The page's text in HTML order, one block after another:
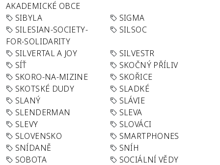
AKADEMICKÉ OBCE
SIBYLA
SIGMA
SILESIAN-SOCIETY-
FOR-SOLIDARITY
SILSOC
SILVERTAL A JOY
SILVESTR
SÍŤ
SKOČNÝ PŘÍLIV
SKORO-NA-MIZINE
SKOŘICE
SKOTSKÉ DUDY
SLADKÉ
SLANÝ
SLÁVIE
SLENDERMAN
SLEVA
SLEVY
SLOVÁCI
SLOVENSKO
SMARTPHONES
SNÍDANĚ
SNÍH
SOBOTA
SOCIÁLNÍ VĚDY